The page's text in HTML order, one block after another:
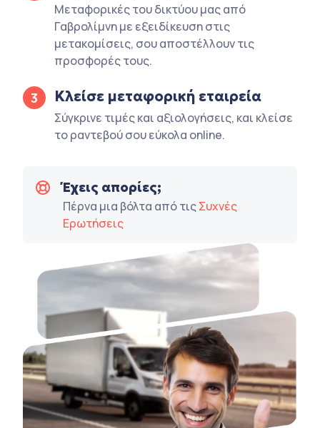
Μεταφορικές του δικτύου μας από
Γαβρολίμνη με εξειδίκευση στις
μετακομίσεις, σου αποστέλλουν τις
προσφορές τους.
3 Κλείσε μεταφορική εταιρεία
Σύγκρινε τιμές και αξιολογήσεις, και κλείσε
το ραντεβού σου εύκολα online.
Έχεις απορίες;
Πέρνα μια βόλτα από τιςΣυχνές
Ερωτήσεις